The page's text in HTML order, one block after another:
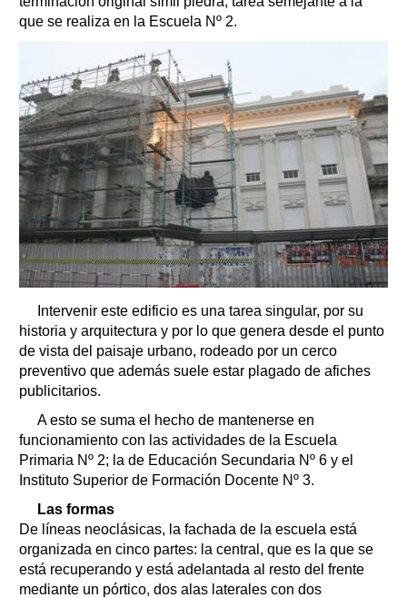
que se realiza en la Escuela Nº 2.
Intervenir este edificio es una tarea singular, por su
historia y arquitectura y por lo que genera desde el punto
de vista del paisaje urbano, rodeado por un cerco
preventivo que además suele estar plagado de afiches
publicitarios.
A esto se suma el hecho de mantenerse en
funcionamiento con las actividades de la Escuela
Primaria Nº 2; la de Educación Secundaria Nº 6 y el
Instituto Superior de Formación Docente Nº 3.
Las formas
De líneas neoclásicas, la fachada de la escuela está
organizada en cinco partes: la central, que es la que se
está recuperando y está adelantada al resto del frente
mediante un pórtico, dos alas laterales con dos